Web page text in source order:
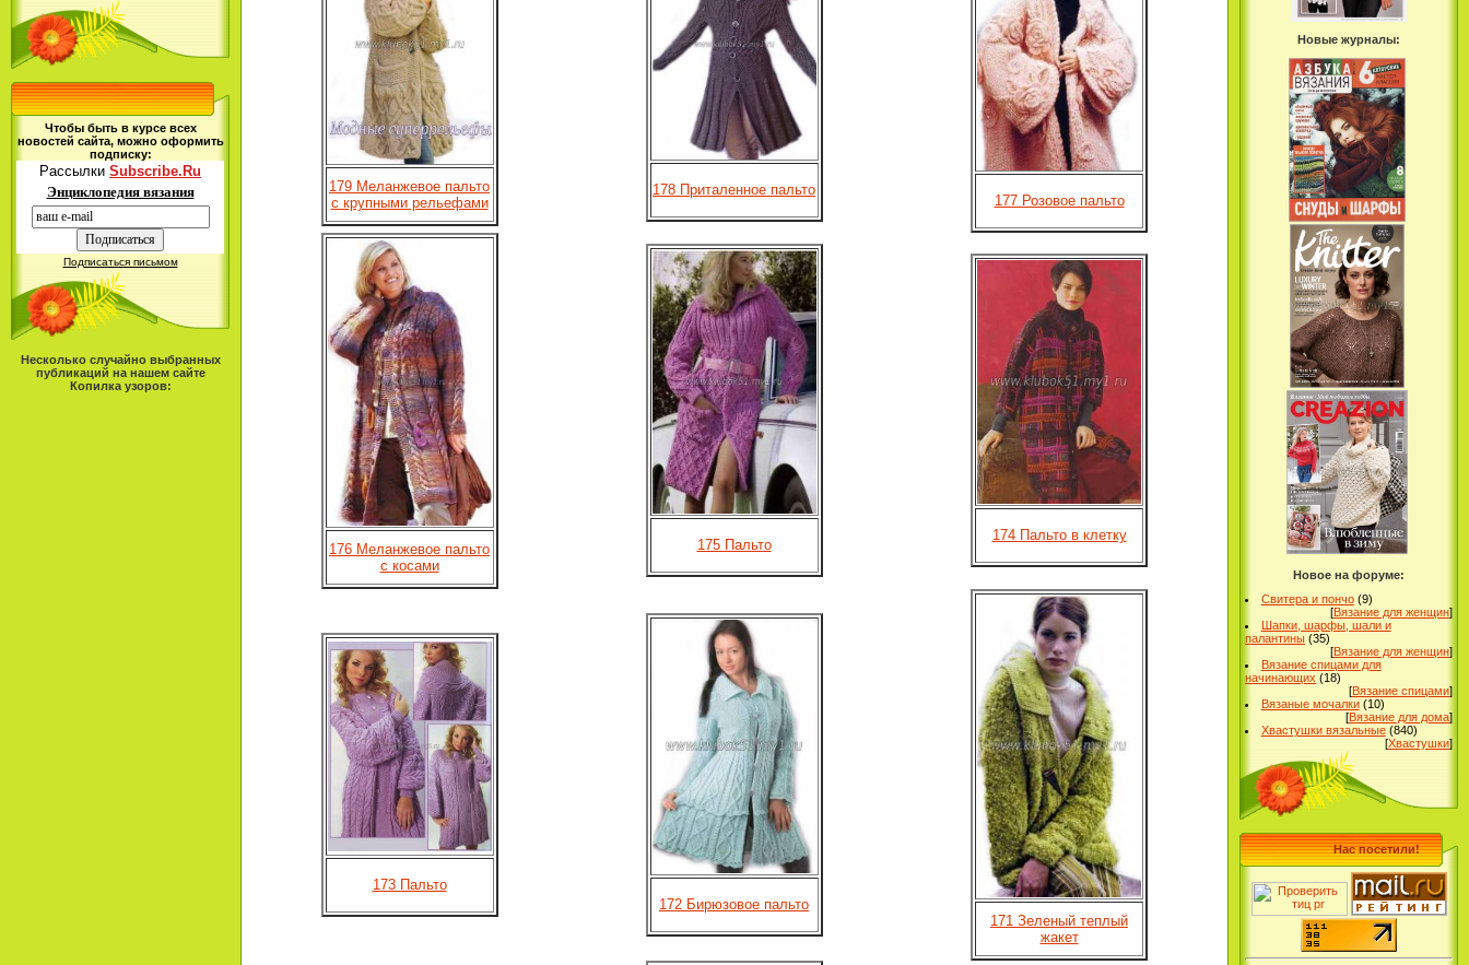
Чтобы быть в курсе всех
новостей сайта, можно оформить
подписку:
Рассылки Subscribe.Ru
Энциклопедия вязания
Подписаться письмом
Несколько случайно выбранных
публикаций на нашем сайте
Копилка узоров:
179 Меланжевое пальто
с крупными рельефами
178 Приталенное пальто
177 Розовое пальто
176 Меланжевое пальто
с косами
175 Пальто
174 Пальто в клетку
173 Пальто
172 Бирюзовое пальто
171 Зеленый теплый
жакет
Новые журналы:
Новое на форуме:
Свитера и пончо (9)
[Вязание для женщин]
Шапки, шарфы, шали и
палантины (35)
[Вязание для женщин]
Вязание спицами для
начинающих (18)
[Вязание спицами]
Вязаные мочалки (10)
[Вязание для дома]
Хвастушки вязальные (840)
[Хвастушки]
Нас посетили!